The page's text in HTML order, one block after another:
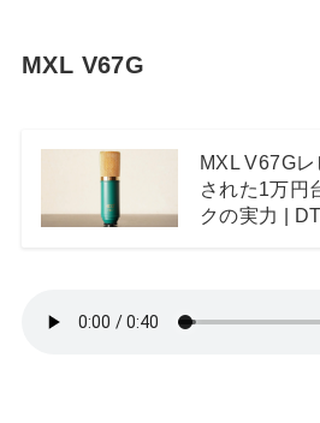
MXL V67G
MXL V67G
された1万円
クの実力 |